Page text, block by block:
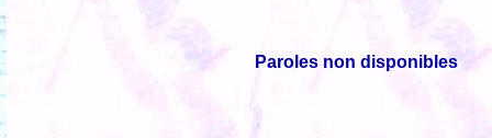
Paroles non disponibles